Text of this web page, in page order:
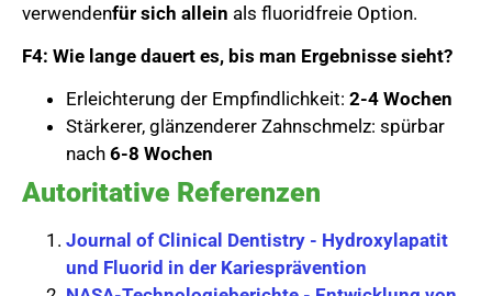
verwendenfür sich allein als fluoridfreie Option.
F4: Wie lange dauert es, bis man Ergebnisse sieht?
Erleichterung der Empfindlichkeit: 2-4 Wochen
Stärkerer, glänzenderer Zahnschmelz: spürbar
nach 6-8 Wochen
Autoritative Referenzen
Journal of Clinical Dentistry - Hydroxylapatit
und Fluorid in der Kariesprävention